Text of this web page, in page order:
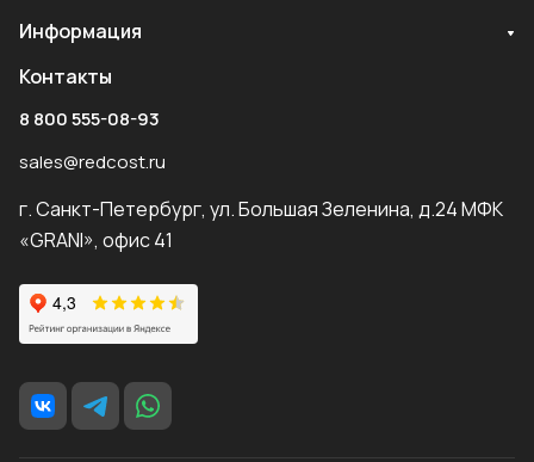
Информация
Контакты
8 800 555-08-93
sales@redcost.ru
г. Санкт-Петербург, ул. Большая Зеленина, д.24 МФК
«GRANI», офис 41